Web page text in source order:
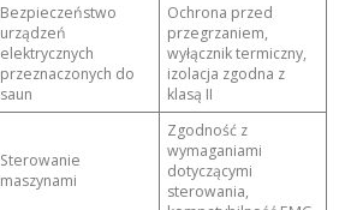
Bezpieczeństwo
urządzeń
elektrycznych
przeznaczonych do
saun
Ochrona przed
przegrzaniem,
wyłącznik termiczny,
izolacja zgodna z
klasą II
Sterowanie
maszynami
Zgodność z
wymaganiami
dotyczącymi
sterowania,